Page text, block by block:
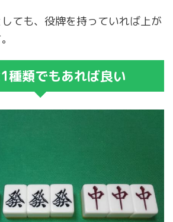
ても、役牌を持っていれば上が
種類でもあれば良い